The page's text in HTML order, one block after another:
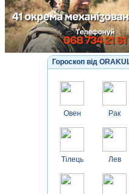
Гороскоп від
Овен
Тілець
Рак
Лев